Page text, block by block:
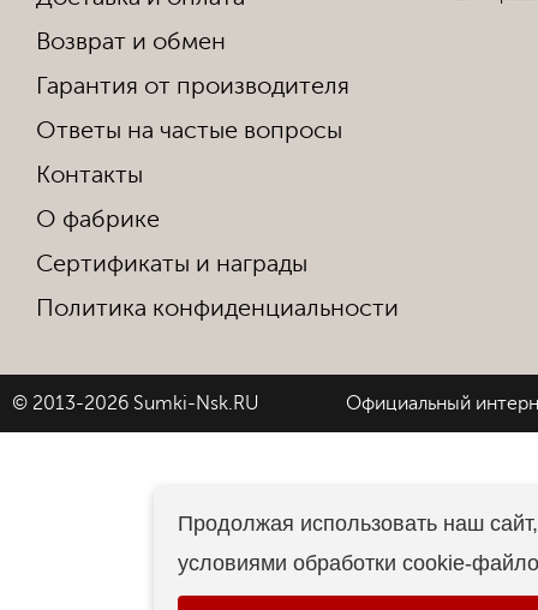
Возврат и обмен
Гарантия от производителя
Ответы на частые вопросы
Контакты
О фабрике
Сертификаты и награды
Политика конфиденциальности
© 2013-2026 Sumki-Nsk.RU Официальный
Продолжая использовать наш
условиями обработки cookie-